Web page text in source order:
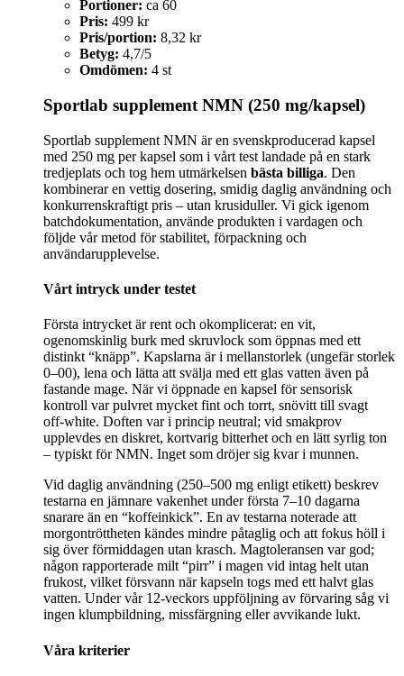
Portioner: ca 60
Pris: 499 kr
Pris/portion: 8,32 kr
Betyg: 4,7/5
Omdömen: 4 st
Sportlab supplement NMN (250 mg/kapsel)
Sportlab supplement NMN är en svenskproducerad kapsel
med 250 mg per kapsel som i vårt test landade på en stark
tredjeplats och tog hem utmärkelsen bästa billiga. Den
kombinerar en vettig dosering, smidig daglig användning och
konkurrenskraftigt pris – utan krusiduller. Vi gick igenom
batchdokumentation, använde produkten i vardagen och
följde vår metod för stabilitet, förpackning och
användarupplevelse.
Vårt intryck under testet
Första intrycket är rent och okomplicerat: en vit,
ogenomskinlig burk med skruvlock som öppnas med ett
distinkt “knäpp”. Kapslarna är i mellanstorlek (ungefär storlek
0–00), lena och lätta att svälja med ett glas vatten även på
fastande mage. När vi öppnade en kapsel för sensorisk
kontroll var pulvret mycket fint och torrt, snövitt till svagt
off‑white. Doften var i princip neutral; vid smakprov
upplevdes en diskret, kortvarig bitterhet och en lätt syrlig ton
– typiskt för NMN. Inget som dröjer sig kvar i munnen.
Vid daglig användning (250–500 mg enligt etikett) beskrev
testarna en jämnare vakenhet under första 7–10 dagarna
snarare än en “koffeinkick”. En av testarna noterade att
morgontröttheten kändes mindre påtaglig och att fokus höll i
sig över förmiddagen utan krasch. Magtoleransen var god;
någon rapporterade milt “pirr” i magen vid intag helt utan
frukost, vilket försvann när kapseln togs med ett halvt glas
vatten. Under vår 12‑veckors uppföljning av förvaring såg vi
ingen klumpbildning, missfärgning eller avvikande lukt.
Våra kriterier